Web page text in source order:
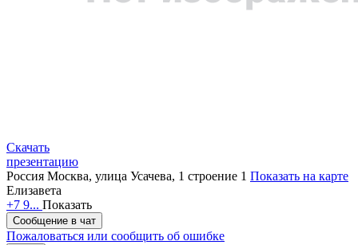
Скачать
презентацию
Россия Москва, улица Усачева, 1 строение 1 Показать на карте
Елизавета
+7 9... Показать
Сообщение в чат
Пожаловаться или сообщить об ошибке